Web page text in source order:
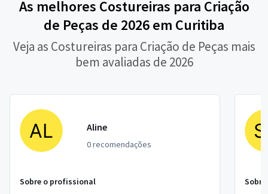
As melhores Costureiras para Criação
de Peças de 2026 em Curitiba
Veja as Costureiras para Criação de Peças mais
bem avaliadas de 2026
Aline
0 recomendações
Sobre o profissional